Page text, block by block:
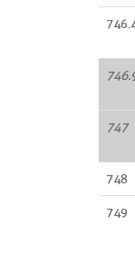
747
748
749